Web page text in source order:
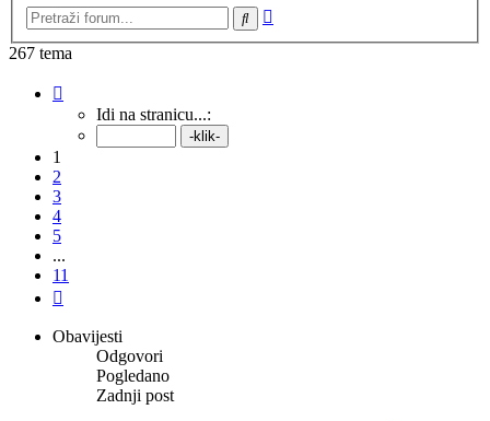
Pretražnik
267 tema
11 Idi na stranicu...:
1
2
3
4
5
...
11
Obavijesti
Odgovori
Pogledano
Zadnji post